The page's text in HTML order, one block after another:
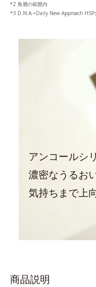
2 角層の範囲内
3 D.N.A.=Daily New Approach HSP
アンコールシ
濃密なうるお
気持ちまで上
商品説明